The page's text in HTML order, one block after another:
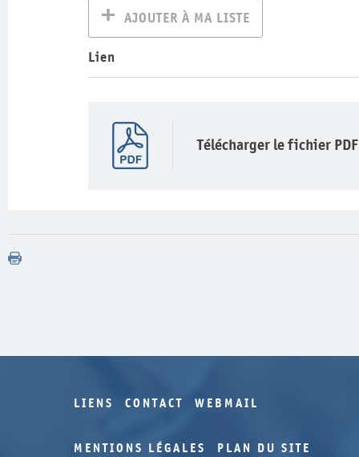
AJOUTER À MA LISTE
Lien
Télécharger le fichier PDF
LIENS CONTACT WEBMAIL
MENTIONS LÉGALES PLAN DU SITE